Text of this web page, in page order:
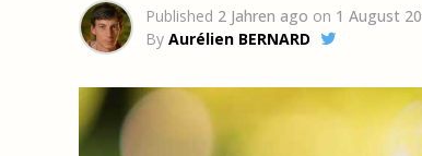
Published 2 Jahren ago on 1 August
By Aurélien BERNARD